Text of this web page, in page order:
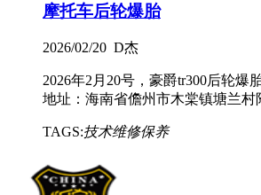
摩托车后轮爆胎
2026/02/20 D杰
2026年2月20号，豪爵tr300后轮爆
地址：海南省儋州市木棠镇塘兰村
TAGS:技术维修保养